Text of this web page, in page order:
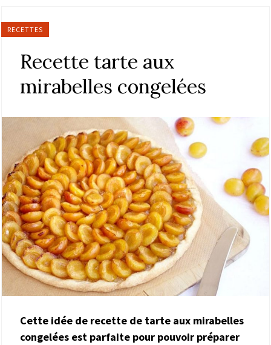
RECETTES
Recette tarte aux
mirabelles congelées
Cette idée de recette de tarte aux mirabelles
congelées est parfaite pour pouvoir préparer